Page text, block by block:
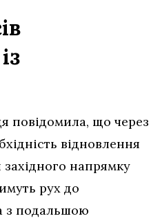
повідомила, що через
відновлення
західного напрямку
рух до
з подальшою